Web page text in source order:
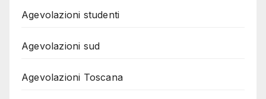
Agevolazioni studenti
Agevolazioni sud
Agevolazioni Toscana